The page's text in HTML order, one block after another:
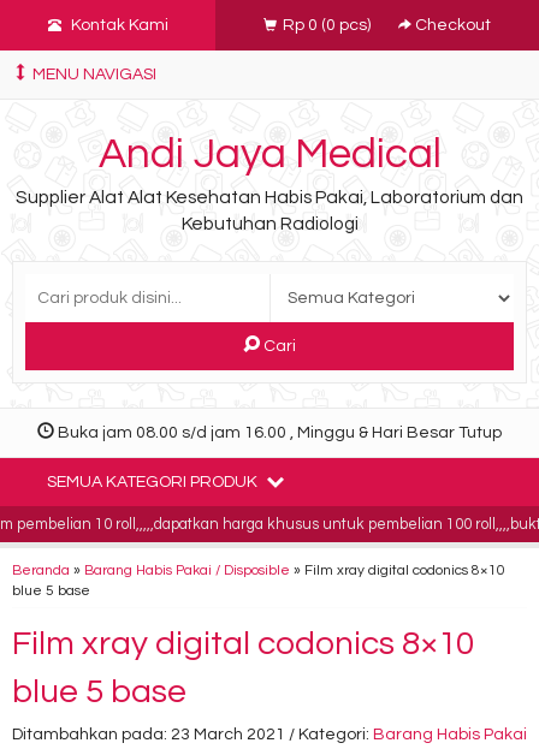
Kontak Kami Rp 0 (0 pcs) Checkout
MENU NAVIGASI
Andi Jaya Medical
Supplier Alat Alat Kesehatan Habis Pakai, Laboratorium dan
Kebutuhan Radiologi
Cari
Buka jam 08.00 s/d jam 16.00 , Minggu & Hari Besar Tutup
SEMUA KATEGORI PRODUK
10 roll,,,,,dapatkan harga khusus untuk pembelian 100
Beranda » Barang Habis Pakai / Disposible » Film xray digital codonics 8×10
blue 5 base
Film xray digital codonics 8×10
blue 5 base
Ditambahkan pada: 23 March 2021 / Kategori: Barang Habis Pakai